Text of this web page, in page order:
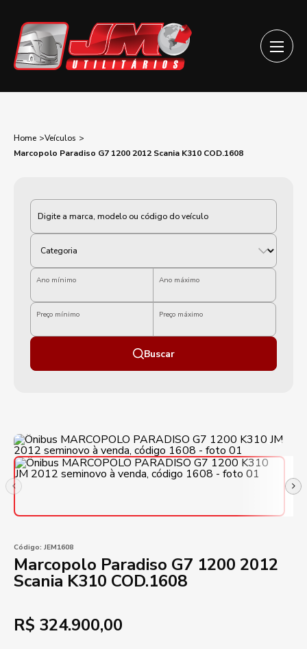
Home
Veículos
Marcopolo Paradiso G7 1200 2012 Scania K310 COD.1608
Categoria
Ano mínimo Ano máximo
Preço mínimo Preço máximo
Buscar
Código: JEM1608
Marcopolo Paradiso G7 1200 2012
Scania K310 COD.1608
R$ 324.900,00